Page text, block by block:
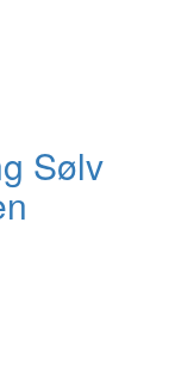
Sølv